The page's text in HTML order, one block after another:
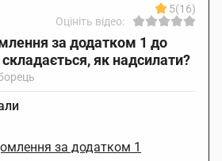
5(16)
Оцініть відео:
за додатком 1 до
як надсилати?
за додатком 1